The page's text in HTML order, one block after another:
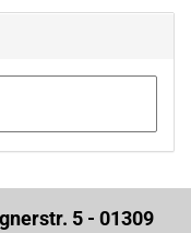
5 - 01309